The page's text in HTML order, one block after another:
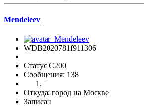
Mendeleev
WDB2020781f911306
Статус C200
Сообщения: 138
Откуда: город на Москве
Записан